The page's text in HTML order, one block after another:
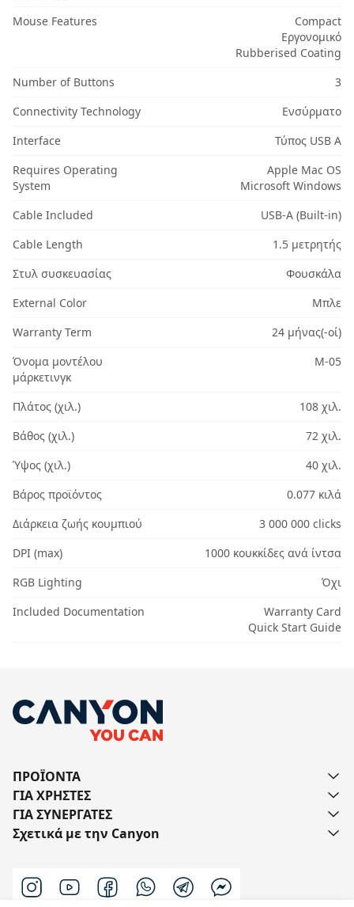
Mouse Features
Compact
Εργονομικό
Rubberised Coating
Number of Buttons
3
Connectivity Technology
Ενσύρματο
Interface
Τύπος USB A
Requires Operating
System
Apple Mac OS
Microsoft Windows
Cable Included
USB-A (Built-in)
Cable Length
1.5 μετρητής
Στυλ συσκευασίας
Φουσκάλα
External Color
Μπλε
Warranty Term
24 μήνας(-οί)
Όνομα μοντέλου
μάρκετινγκ
M-05
Πλάτος (χιλ.)
108 χιλ.
Βάθος (χιλ.)
72 χιλ.
Ύψος (χιλ.)
40 χιλ.
Βάρος προϊόντος
0.077 κιλά
Διάρκεια ζωής κουμπιού
3 000 000 clicks
DPI (max)
1000 κουκκίδες ανά ίντσα
RGB Lighting
Όχι
Included Documentation
Warranty Card
Quick Start Guide
ΠΡΟΪΟΝΤΑ
ΓΙΑ ΧΡΗΣΤΕΣ
ΓΙΑ ΣΥΝΕΡΓΑΤΕΣ
Σχετικά με την Canyon